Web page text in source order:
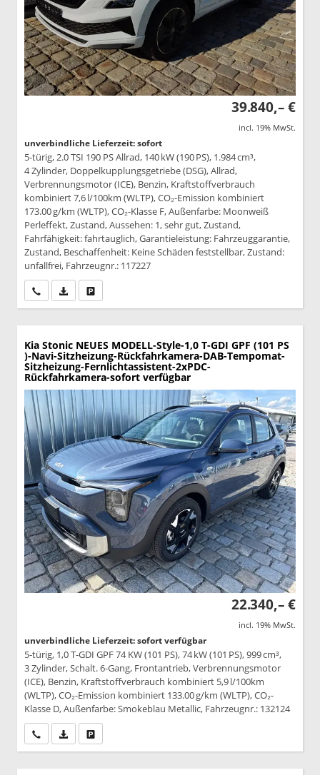
39.840,– €
incl. 19% MwSt.
unverbindliche Lieferzeit: sofort
5-türig, 2.0 TSI 190 PS Allrad, 140 kW (190 PS), 1.984 cm³,
4 Zylinder, Doppelkupplungsgetriebe (DSG), Allrad,
Verbrennungsmotor (ICE), Benzin, Kraftstoffverbrauch
kombiniert 7,6 l/100km (WLTP), CO₂-Emission kombiniert
173.00 g/km (WLTP), CO₂-Klasse F, Außenfarbe: Moonweiß
Perleffekt, Zustand, Aussehen: 1, sehr gut, Zustand,
Fahrfähigkeit: fahrtauglich, Garantieleistung: Fahrzeuggarantie,
Zustand, Beschaffenheit: Keine Schäden feststellbar, Zustand:
unfallfrei, Fahrzeugnr.: 117227
Wir rufen Sie anPDF-Datei, Fahrzeugexposé drucken
Kia Stonic NEUES MODELL-Style-1,0 T-GDI GPF (101 PS
)-Navi-Sitzheizung-Rückfahrkamera-DAB-Tempomat-
Sitzheizung-Fernlichtassistent-2xPDC-
Rückfahrkamera-sofort verfügbar
22.340,– €
incl. 19% MwSt.
unverbindliche Lieferzeit: sofort verfügbar
5-türig, 1,0 T-GDI GPF 74 KW (101 PS), 74 kW (101 PS), 999 cm³,
3 Zylinder, Schalt. 6-Gang, Frontantrieb, Verbrennungsmotor
(ICE), Benzin, Kraftstoffverbrauch kombiniert 5,9 l/100km
(WLTP), CO₂-Emission kombiniert 133.00 g/km (WLTP), CO₂-
Klasse D, Außenfarbe: Smokeblau Metallic, Fahrzeugnr.: 132124
Wir rufen Sie anPDF-Datei, Fahrzeugexposé drucken